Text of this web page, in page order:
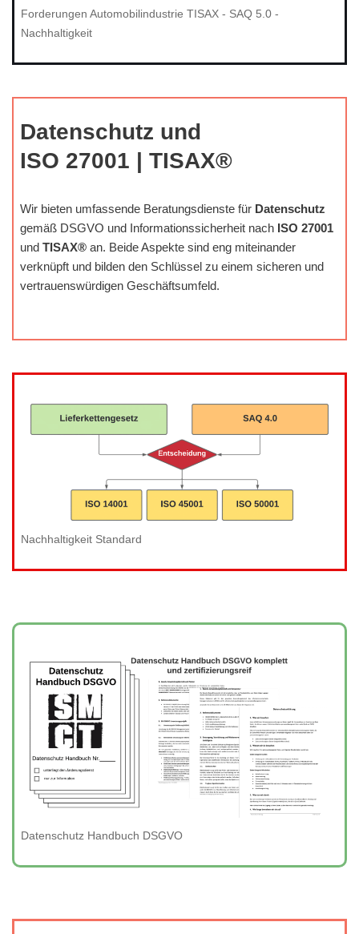
Forderungen Automobilindustrie TISAX - SAQ 5.0 -
Nachhaltigkeit
Datenschutz und
ISO 27001 | TISAX®
Wir bieten umfassende Beratungsdienste für Datenschutz
gemäß DSGVO und Informationssicherheit nach ISO 27001
und TISAX® an. Beide Aspekte sind eng miteinander
verknüpft und bilden den Schlüssel zu einem sicheren und
vertrauenswürdigen Geschäftsumfeld.
Nachhaltigkeit Standard
Datenschutz Handbuch DSGVO